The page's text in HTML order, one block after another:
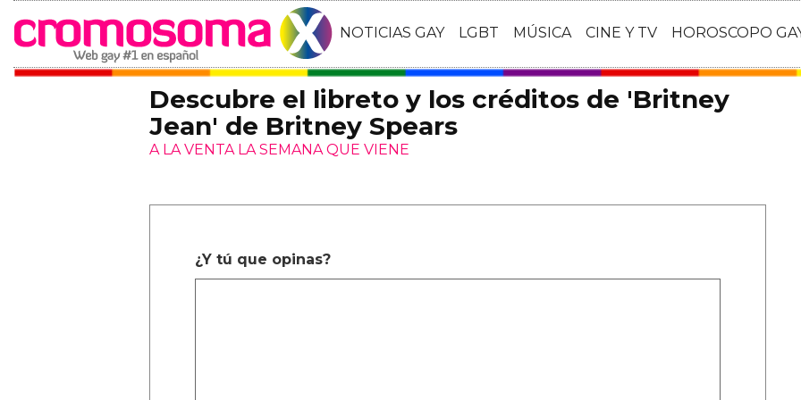
NOTICIAS GAY LGBT MÚSICA CINE Y TV HOROSCOPO
Descubre el libreto y los créditos de 'Britney
Jean' de Britney Spears
A LA VENTA LA SEMANA QUE VIENE
¿Y tú que opinas?